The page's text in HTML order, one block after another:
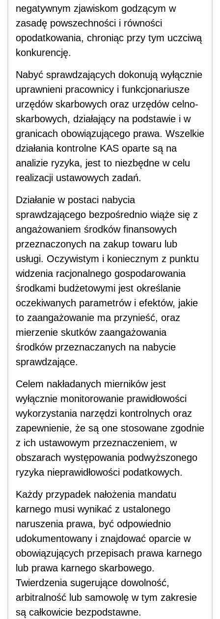
negatywnym zjawiskom godzącym w
zasadę powszechności i równości
opodatkowania, chroniąc przy tym uczciwą
konkurencję.
Nabyć sprawdzających dokonują wyłącznie
uprawnieni pracownicy i funkcjonariusze
urzędów skarbowych oraz urzędów celno-
skarbowych, działający na podstawie i w
granicach obowiązującego prawa. Wszelkie
działania kontrolne KAS oparte są na
analizie ryzyka, jest to niezbędne w celu
realizacji ustawowych zadań.
Działanie w postaci nabycia
sprawdzającego bezpośrednio wiąże się z
angażowaniem środków finansowych
przeznaczonych na zakup towaru lub
usługi. Oczywistym i koniecznym z punktu
widzenia racjonalnego gospodarowania
środkami budżetowymi jest określanie
oczekiwanych parametrów i efektów, jakie
to zaangażowanie ma przynieść, oraz
mierzenie skutków zaangażowania
środków przeznaczanych na nabycie
sprawdzające.
Celem nakładanych mierników jest
wyłącznie monitorowanie prawidłowości
wykorzystania narzędzi kontrolnych oraz
zapewnienie, że są one stosowane zgodnie
z ich ustawowym przeznaczeniem, w
obszarach występowania podwyższonego
ryzyka nieprawidłowości podatkowych.
Każdy przypadek nałożenia mandatu
karnego musi wynikać z ustalonego
naruszenia prawa, być odpowiednio
udokumentowany i znajdować oparcie w
obowiązujących przepisach prawa karnego
lub prawa karnego skarbowego.
Twierdzenia sugerujące dowolność,
arbitralność lub samowolę w tym zakresie
są całkowicie bezpodstawne.